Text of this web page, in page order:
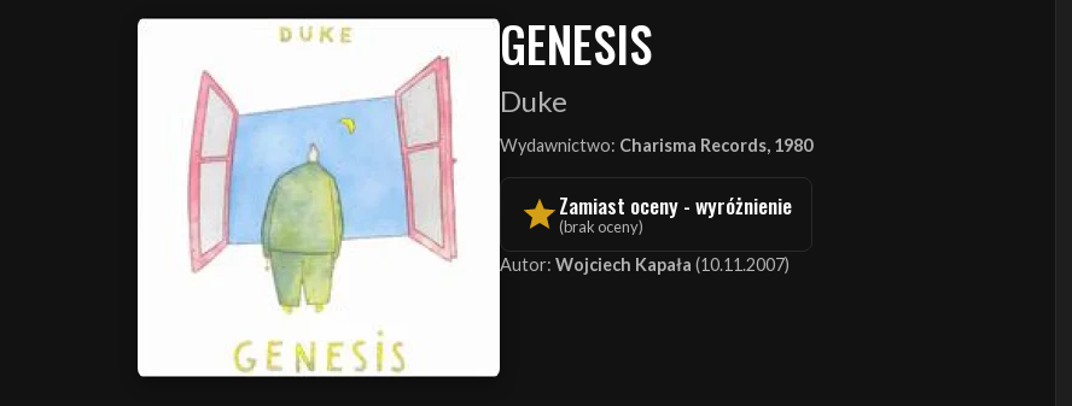
GENESIS
Duke
Wydawnictwo: Charisma Records, 1980
Zamiast oceny - wyróżnienie
(brak oceny)
Autor: Wojciech Kapała (10.11.2007)